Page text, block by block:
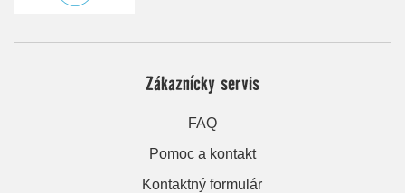
Zákaznícky servis
FAQ
Pomoc a kontakt
Kontaktný formulár